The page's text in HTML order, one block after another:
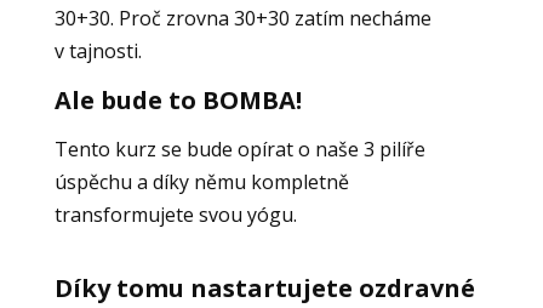
30+30. Proč zrovna 30+30 zatím necháme
v tajnosti.
Ale bude to BOMBA!
Tento kurz se bude opírat o naše 3 pilíře
úspěchu a díky němu kompletně
transformujete svou yógu.
Díky tomu nastartujete ozdravné